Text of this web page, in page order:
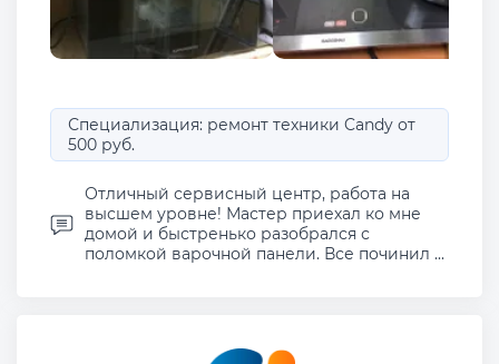
Специализация: ремонт техники Candy от
500 руб.
Отличный сервисный центр, работа на
высшем уровне! Мастер приехал ко мне
домой и быстренько разобрался с
поломкой варочной панели. Все починил ...